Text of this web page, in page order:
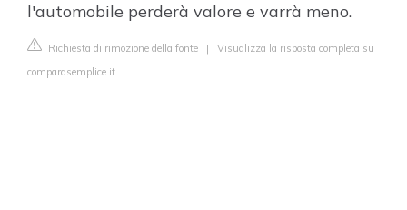
l'automobile perderà valore e varrà meno.
Richiesta di rimozione della fonte | Visualizza la risposta completa su
comparasemplice.it